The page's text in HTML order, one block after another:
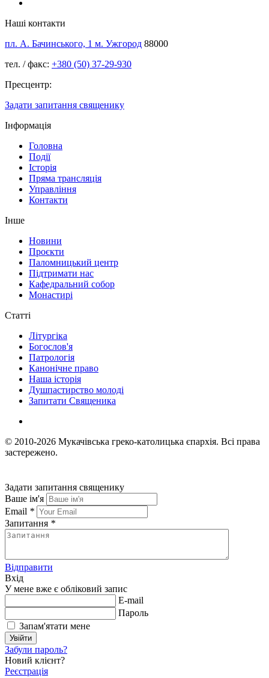
Наші контакти
пл. А. Бачинського, 1 м. Ужгород 88000
тел. / факс: +380 (50) 37-29-930
Пресцентр:
Задати запитання священику
Інформація
Головна
Події
Історія
Пряма трансляція
Управління
Контакти
Інше
Новини
Проєкти
Паломницький центр
Підтримати нас
Кафедральний собор
Монастирі
Статті
Літургіка
Богослов'я
Патрологія
Канонічне право
Наша історія
Душпастирство молоді
Запитати Священика
© 2010-2026 Мукачівська греко-католицька єпархія. Всі права
застережено.
Задати запитання священику
Ваше ім'я
Email *
Запитання *
Відправити
Вхід
У мене вже є обліковий запис
E-mail
Пароль
Запам'ятати мене
Увійти
Забули пароль?
Новий клієнт?
Реєстрація